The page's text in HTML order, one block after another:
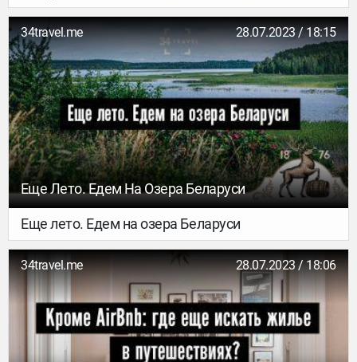
беларусское небо практически закрылось.
Европейские страны приостанавливают прямое
авиасообщение с Минском, самолеты
иностранных компаний начинают облетать
Беларусь. Рассказываем, что известно к этому
часу.
34travel.me 28.07.2023 / 18:15
Еще Лето. Едем На Озера Беларуси
Еще лето. Едем на озера Беларуси
34travel.me 28.07.2023 / 18:06